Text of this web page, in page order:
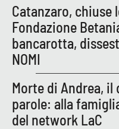
Food
LAC
NETWORK
Lacplay.it
Catanzaro, chiuse
Fondazione
bancarotta,
NOMI
Morte di Andrea,
parole: alla
del network LaC